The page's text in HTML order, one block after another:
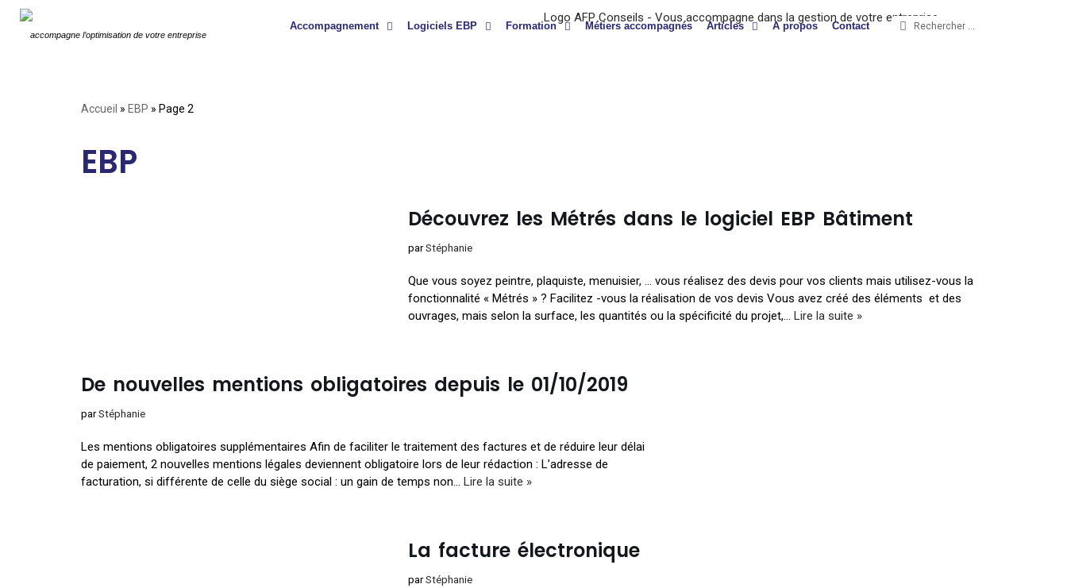
accompagne l’optimisation de votre entreprise
Accompagnement Logiciels EBP Formation Métiers accompagnés Articles A propos Contact
Accueil » EBP » Page 2
EBP
Découvrez les Métrés dans le logiciel EBP Bâtiment
parStéphanie
Que vous soyez peintre, plaquiste, menuisier, … vous réalisez des devis pour vos clients mais utilisez-vous la
fonctionnalité « Métrés » ? Facilitez -vous la réalisation de vos devis Vous avez créé des éléments et des
ouvrages, mais selon la surface, les quantités ou la spécificité du projet,… Lire la suite »
De nouvelles mentions obligatoires depuis le 01/10/2019
parStéphanie
Les mentions obligatoires supplémentaires Afin de faciliter le traitement des factures et de réduire leur délai
de paiement, 2 nouvelles mentions légales deviennent obligatoire lors de leur rédaction : L’adresse de
facturation, si différente de celle du siège social : un gain de temps non… Lire la suite »
La facture électronique
parStéphanie